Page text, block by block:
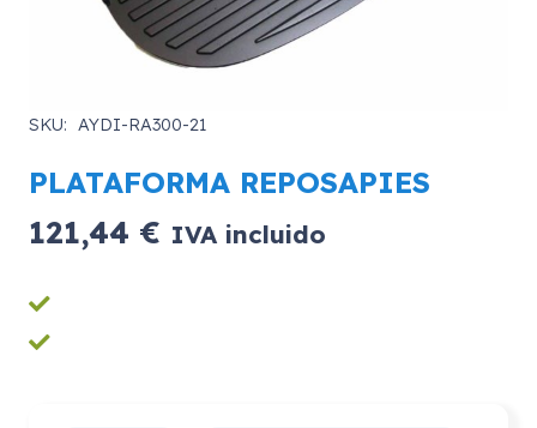
SKU: AYDI-RA300-21
PLATAFORMA REPOSAPIES
121,44 € IVA incluido